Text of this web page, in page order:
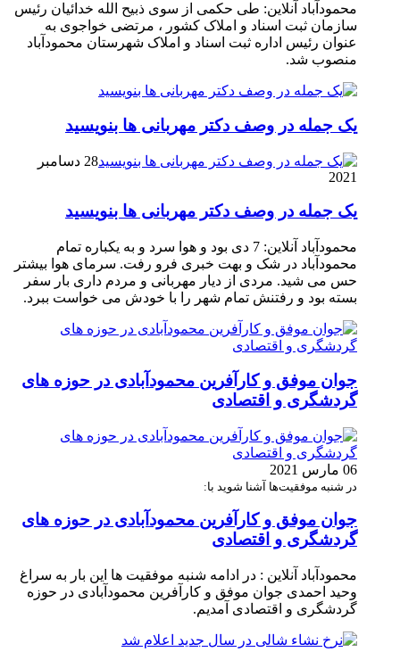
محمودآباد آنلاین: طی حکمی از سوی ذبیح الله خدائیان رئیس
سازمان ثبت اسناد و املاک کشور ، مرتضی خواجوی به
عنوان رئیس اداره ثبت اسناد و املاک شهرستان محمودآباد
منصوب شد.
یک جمله در وصف دکتر مهربانی ها بنویسید
28 دسامبر
2021
یک جمله در وصف دکتر مهربانی ها بنویسید
محمودآباد آنلاین: 7 دی بود و هوا سرد و به یکباره تمام
محمودآباد در شک و بهت خبری فرو رفت. سرمای هوا بیشتر
حس می شید. مردی از دیار مهربانی و مردم داری بار سفر
بسته بود و رفتنش تمام شهر را با خودش می خواست ببرد.
جوان موفق و کارآفرین محمودآبادی در حوزه های
گردشگری و اقتصادی
06 مارس 2021
در شنبه موفقیت‌ها آشنا شوید با:
جوان موفق و کارآفرین محمودآبادی در حوزه های
گردشگری و اقتصادی
محمودآباد آنلاین : در ادامه شنبه موفقیت ها این بار به سراغ
وحید احمدی جوان موفق و کارآفرین محمودآبادی در حوزه
گردشگری و اقتصادی آمدیم.